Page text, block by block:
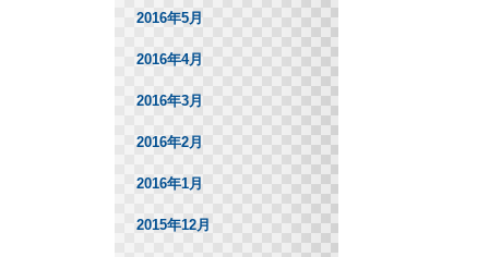
2016年5月
2016年4月
2016年3月
2016年2月
2016年1月
2015年12月